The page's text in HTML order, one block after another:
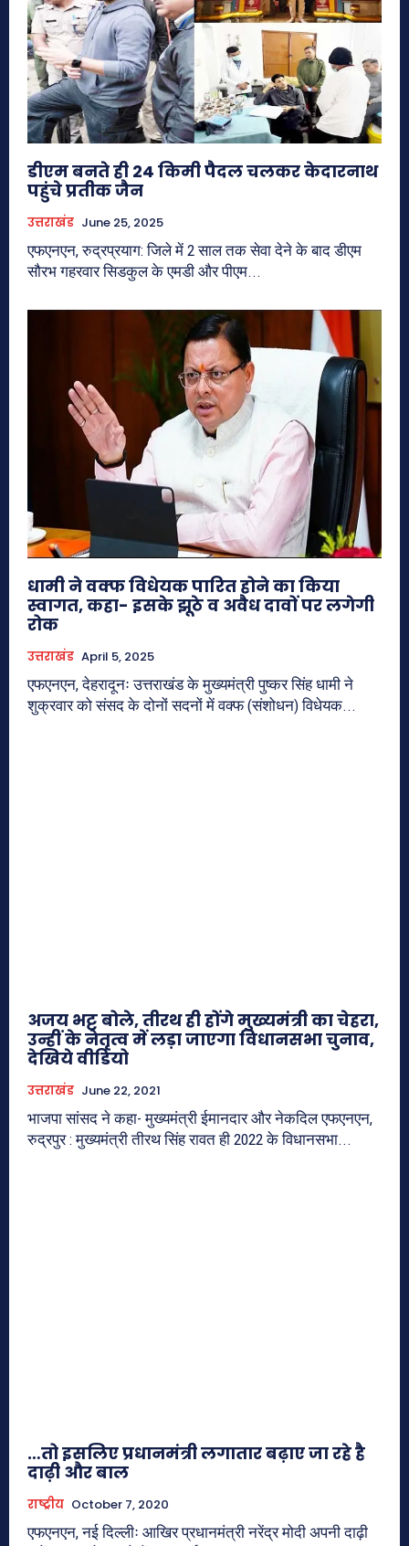
डीएम बनते ही 24 किमी पैदल चलकर केदारनाथ
पहुंचे प्रतीक जैन
उत्तराखंड June 25, 2025
एफएनएन, रुद्रप्रयाग: जिले में 2 साल तक सेवा देने के बाद डीएम
सौरभ गहरवार सिडकुल के एमडी और पीएम...
धामी ने वक्फ विधेयक पारित होने का किया
स्वागत, कहा- इसके झूठे व अवैध दावों पर लगेगी
रोक
उत्तराखंड April 5, 2025
एफएनएन, देहरादूनः उत्तराखंड के मुख्यमंत्री पुष्कर सिंह धामी ने
शुक्रवार को संसद के दोनों सदनों में वक्फ (संशोधन) विधेयक...
अजय भट्ट बोले, तीरथ ही होंगे मुख्यमंत्री का चेहरा,
उन्हीं के नेतृत्व में लड़ा जाएगा विधानसभा चुनाव,
देखिये वीडियो
उत्तराखंड June 22, 2021
भाजपा सांसद ने कहा- मुख्यमंत्री ईमानदार और नेकदिल एफएनएन,
रुद्रपुर : मुख्यमंत्री तीरथ सिंह रावत ही 2022 के विधानसभा...
…तो इसलिए प्रधानमंत्री लगातार बढ़ाए जा रहे है
दाढ़ी और बाल
राष्ट्रीय October 7, 2020
एफएनएन, नई दिल्लीः आखिर प्रधानमंत्री नरेंद्र मोदी अपनी दाढ़ी